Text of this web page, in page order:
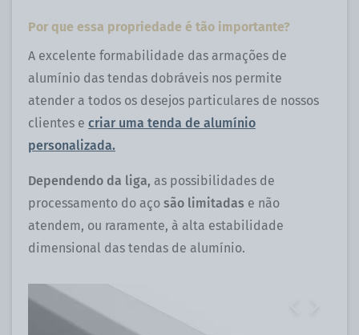
Por que essa propriedade é tão importante?
A excelente formabilidade das armações de
alumínio das tendas dobráveis ​​nos permite
atender a todos os desejos particulares de nossos
clientes e criar uma tenda de alumínio
personalizada.
Dependendo da liga, as possibilidades de
processamento do aço são limitadas e não
atendem, ou raramente, à alta estabilidade
dimensional das tendas de alumínio.